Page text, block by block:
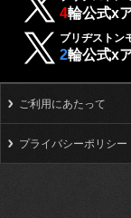
4輪公式x
ブリヂストン
2輪公式x
ご利用にあたって
プライバシーポリシー